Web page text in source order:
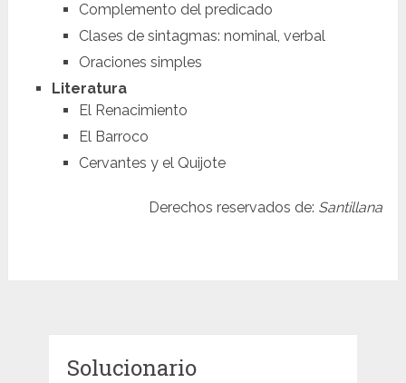
Complemento del predicado
Clases de sintagmas: nominal, verbal
Oraciones simples
Literatura
El Renacimiento
El Barroco
Cervantes y el Quijote
Derechos reservados de: Santillana
Solucionario